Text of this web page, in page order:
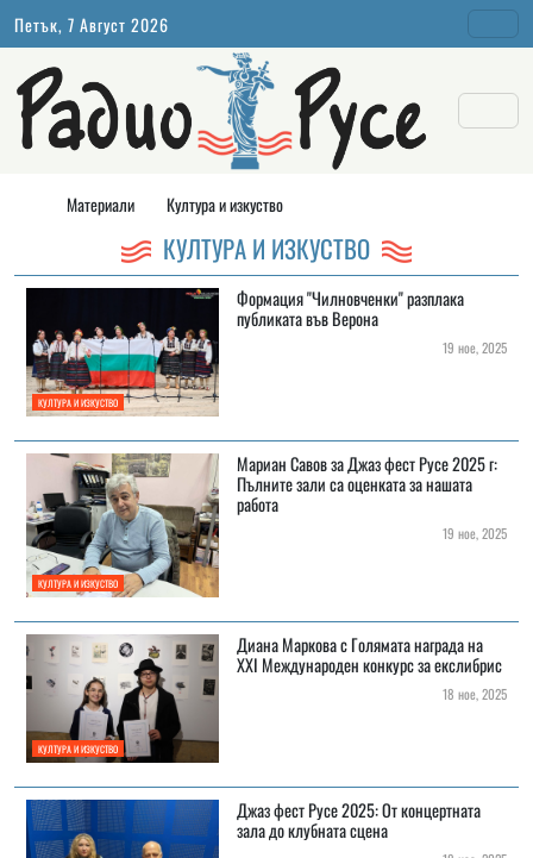
Петък, 7 Август 2026
Материали Култура и изкуство
КУЛТУРА И ИЗКУСТВО
КУЛТУРА И ИЗКУСТВО
Формация "Чилновченки" разплака
публиката във Верона
19 ное, 2025
КУЛТУРА И ИЗКУСТВО
Мариан Савов за Джаз фест Русе 2025 г:
Пълните зали са оценката за нашата
работа
19 ное, 2025
КУЛТУРА И ИЗКУСТВО
Диана Маркова с Голямата награда на
ХХI Международeн конкурс за екслибрис
18 ное, 2025
Джаз фест Русе 2025: От концертната
зала до клубната сцена